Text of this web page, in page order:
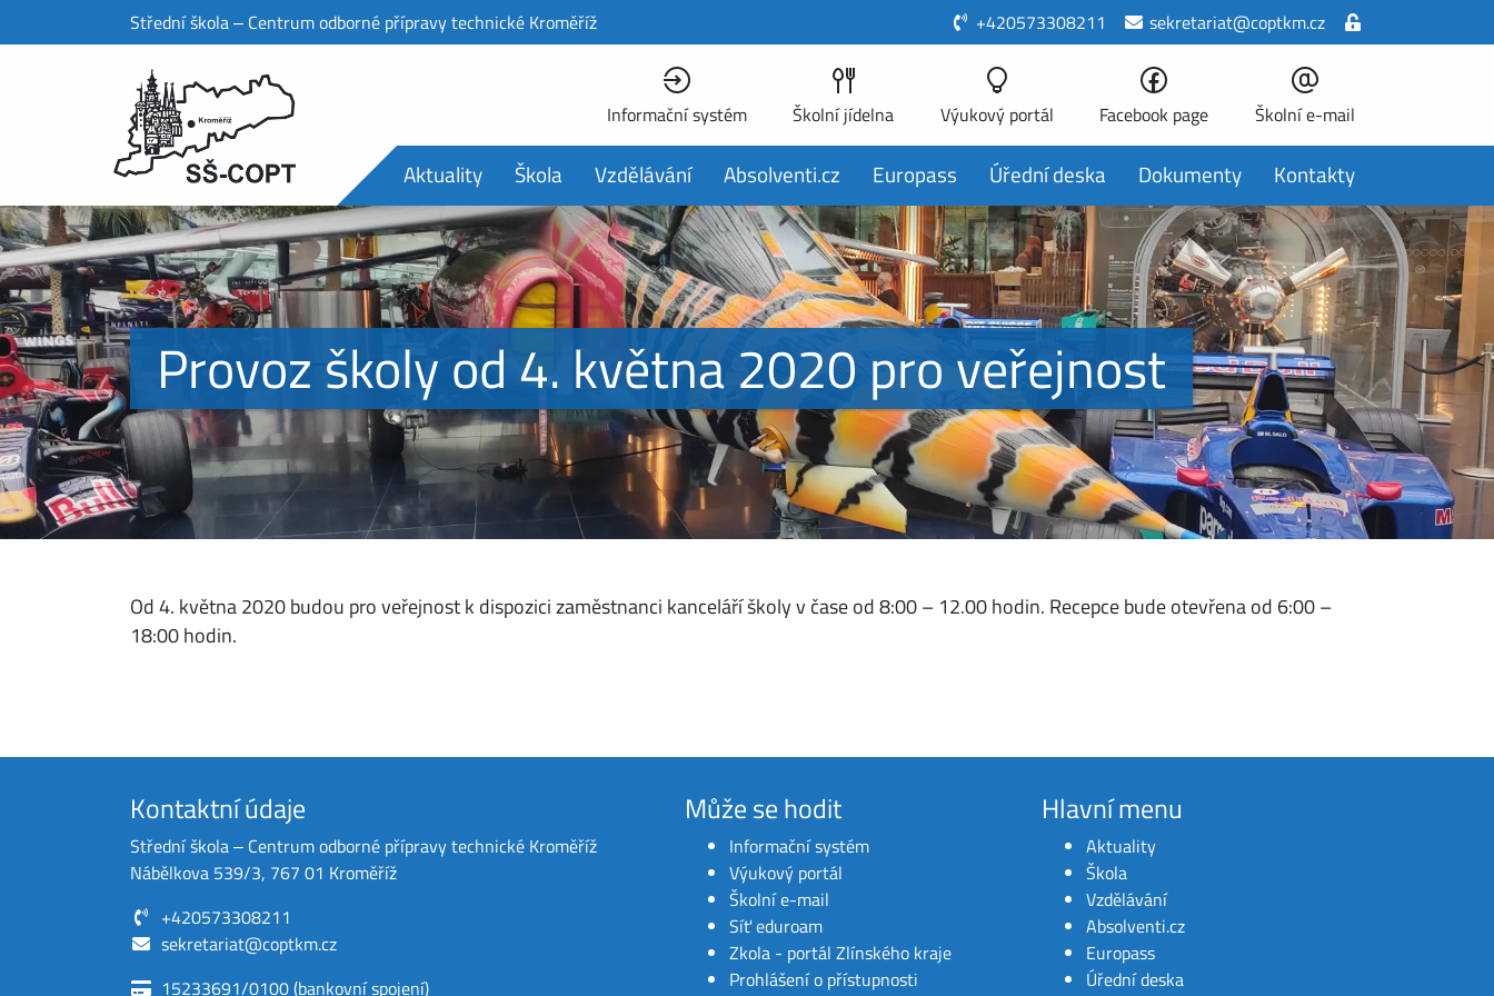
Střední škola ‒ Centrum odborné přípravy technické Kroměříž +420573308211 sekretariat@coptkm.cz
Informační systém Školní jídelna Výukový portál Facebook page Školní e-mail
Aktuality Škola Vzdělávání Absolventi.cz Europass Úřední deska Dokumenty Kontakty
Provoz školy od 4. května 2020 pro veřejnost
Od 4. května 2020 budou pro veřejnost k dispozici zaměstnanci kanceláří školy v čase od 8:00 – 12.00 hodin. Recepce bude otevřena od 6:00 –
18:00 hodin.
Kontaktní údaje
Střední škola ‒ Centrum odborné přípravy technické Kroměříž
Nábělkova 539/3, 767 01 Kroměříž
+420573308211
sekretariat@coptkm.cz
15233691/0100 (bankovní spojení)
Může se hodit
Informační systém
Výukový portál
Školní e-mail
Síť eduroam
Zkola - portál Zlínského kraje
Prohlášení o přístupnosti
Hlavní menu
Aktuality
Škola
Vzdělávání
Absolventi.cz
Europass
Úřední deska